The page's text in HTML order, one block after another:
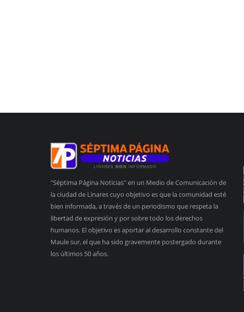
"Séptima Página Noticias" en un Medio de Comunicación de
la ciudad de Linares cuyo objetivo es que la comunidad esté
bien informada, a través de un periodismo que respeta la
libertad de expresión y por sobre todo los derechos
humanos. El objetivo es aportar al desarrollo constante del
Maule sur, el que ha sido gravemente postergado durante
los últimos 50 años.